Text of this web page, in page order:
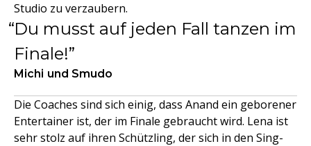
Studio zu verzaubern.
Du musst auf jeden Fall tanzen im
Finale!
Michi und Smudo
Die Coaches sind sich einig, dass Anand ein geborener
Entertainer ist, der im Finale gebraucht wird. Lena ist
sehr stolz auf ihren Schützling, der sich in den Sing-